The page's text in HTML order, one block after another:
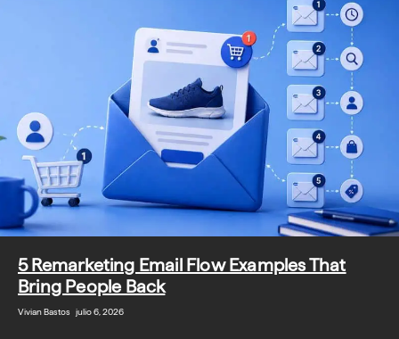
5 Remarketing Email Flow Examples That
Bring People Back
Vivian Bastos julio 6, 2026